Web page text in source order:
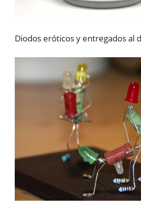
Diodos eróticos y entregados al